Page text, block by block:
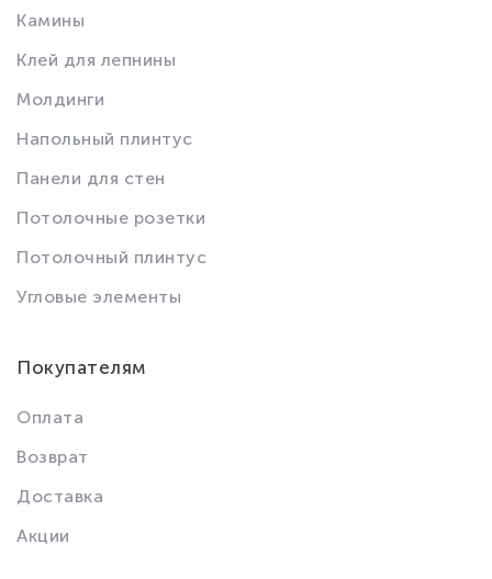
Камины
Клей для лепнины
Молдинги
Напольный плинтус
Панели для стен
Потолочные розетки
Потолочный плинтус
Угловые элементы
Покупателям
Оплата
Возврат
Доставка
Акции